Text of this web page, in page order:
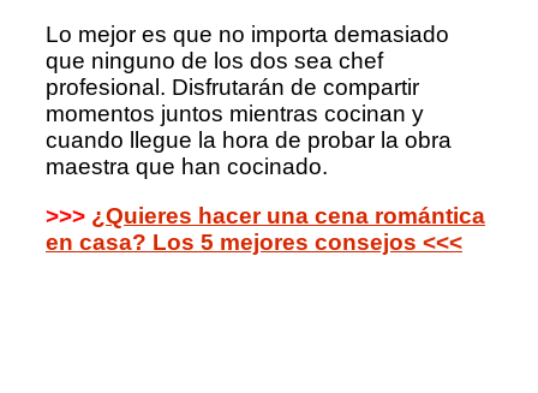
Lo mejor es que no importa demasiado
que ninguno de los dos sea chef
profesional. Disfrutarán de compartir
momentos juntos mientras cocinan y
cuando llegue la hora de probar la obra
maestra que han cocinado.
>>> ¿Quieres hacer una cena romántica
en casa? Los 5 mejores consejos <<<